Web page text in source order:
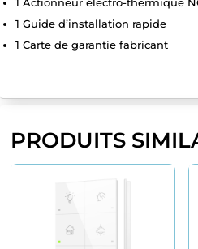
1 Guide d’installation rapide
1 Carte de garantie fabricant
PRODUITS